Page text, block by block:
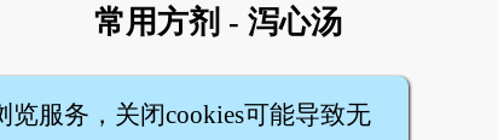
常用方剂 - 泻心汤
服务，关闭cookies可能导致无